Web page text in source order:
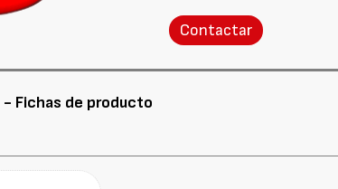
Contactar
- Fichas de producto